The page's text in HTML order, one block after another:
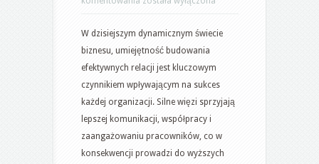
zakresu
budowania
efektywnych
relacji
w
biznesie
W dzisiejszym dynamicznym świecie
biznesu, umiejętność budowania
efektywnych relacji jest kluczowym
czynnikiem wpływającym na sukces
każdej organizacji. Silne więzi sprzyjają
lepszej komunikacji, współpracy i
zaangażowaniu pracowników, co w
konsekwencji prowadzi do wyższych